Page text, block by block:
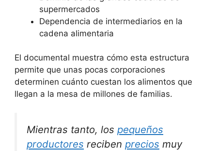
supermercados
Dependencia de intermediarios en la
cadena alimentaria
El documental muestra cómo esta estructura
permite que unas pocas corporaciones
determinen cuánto cuestan los alimentos que
llegan a la mesa de millones de familias.
Mientras tanto, los pequeños
productores reciben precios muy